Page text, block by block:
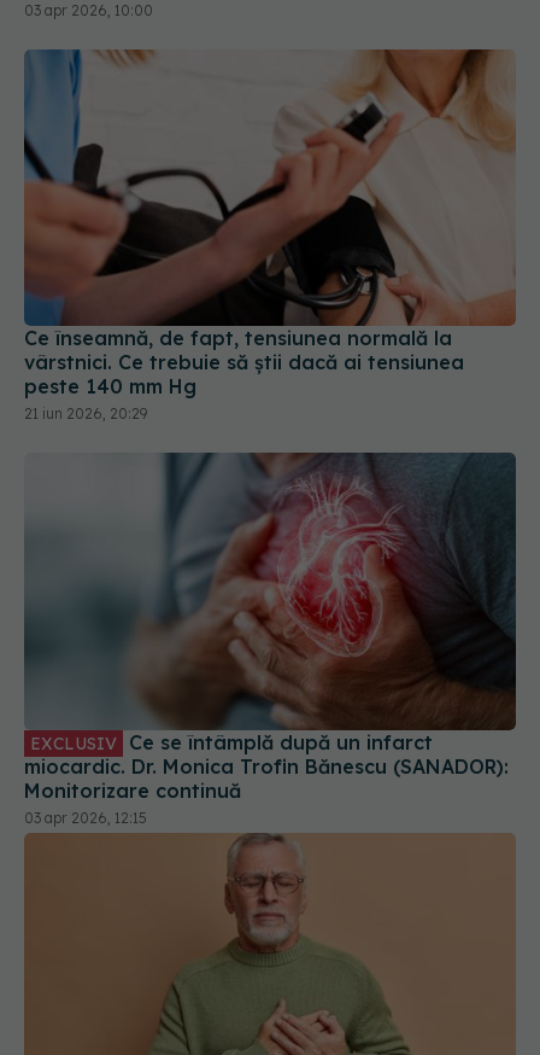
Ce înseamnă, de fapt, tensiunea normală la
vârstnici. Ce trebuie să știi dacă ai tensiunea
peste 140 mm Hg
21 iun 2026, 20:29
miocardic. Dr. Monica Trofin Bănescu (SANADOR):
Monitorizare continuă
03 apr 2026, 12:15